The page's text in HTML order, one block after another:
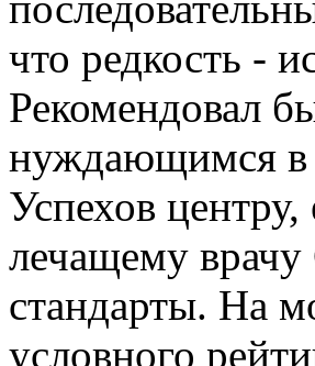
что редкость -
Рекомендовал
нуждающимся в
Успехов
лечащему врачу
стандарты. На
условного